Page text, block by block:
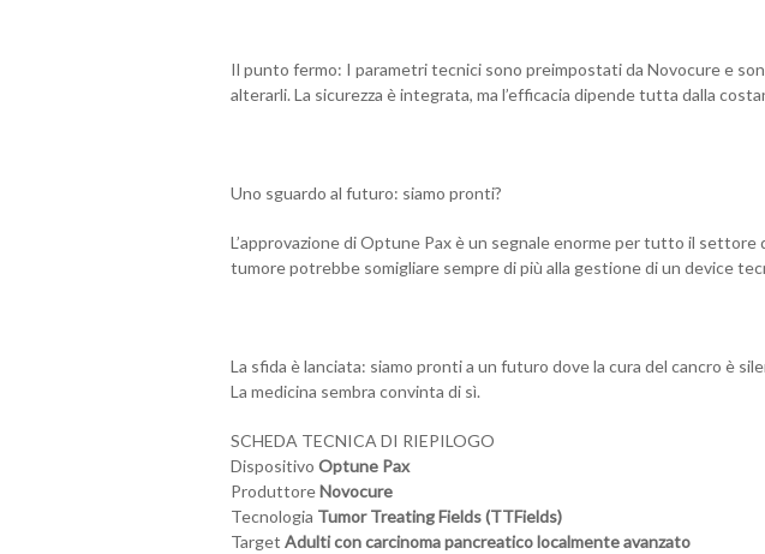
Il punto fermo: I parametri tecnici sono preimpostati da Novocure e
alterarli. La sicurezza è integrata, ma l’efficacia dipende tutta dalla
Uno sguardo al futuro: siamo pronti?
L’approvazione di Optune Pax è un segnale enorme per tutto il
tumore potrebbe somigliare sempre di più alla gestione di un device
La sfida è lanciata: siamo pronti a un futuro dove la cura del cancro è
La medicina sembra convinta di sì.
SCHEDA TECNICA DI RIEPILOGO
Dispositivo Optune Pax
ProduttoreNovocure
Tecnologia Tumor Treating Fields (TTFields)
Target Adulti con carcinoma pancreatico localmente avanzato